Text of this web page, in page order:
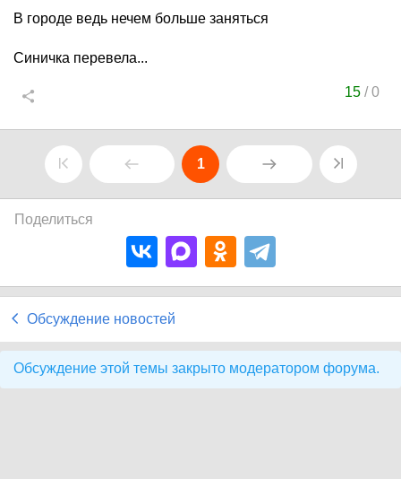
В городе ведь нечем больше заняться
Синичка перевела...
15 /0
1
Поделиться
Обсуждение новостей
Обсуждение этой темы закрыто модератором форума.